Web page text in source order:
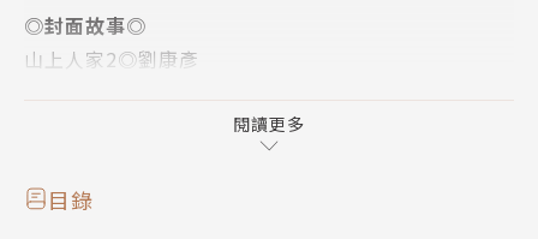
◎封面故事◎
山上人家2◎劉康彥
跡、民俗圖騰、庭園與建築中汲取靈感，透過自由繪畫
與草圖累積，將記憶中的片段轉化為荒誕異想的視覺構
圖。他畫中常見局部形象的拼組，如無樹幹的葉子、半
閱讀更多
目錄